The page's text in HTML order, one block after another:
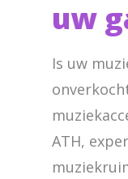
uw
Is uw
ATH,